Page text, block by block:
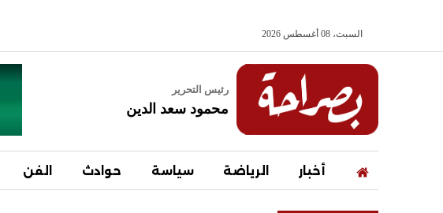
السبت، 08 أغسطس 2026
رئيس التحرير
محمود سعد الدين
أخبار الرياضة سياسة حوادث الفن